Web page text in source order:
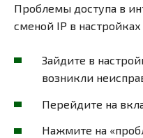
Проблемы доступа в
сменой IP в
Зайдите в
возникли
Перейдите на
Нажмите на